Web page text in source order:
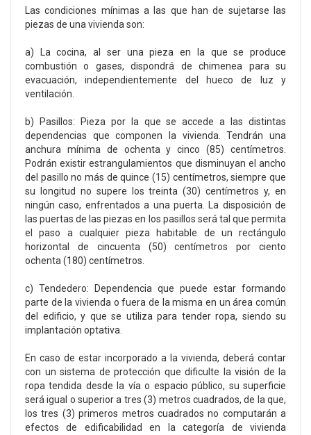
Las condiciones mínimas a las que han de sujetarse las
piezas de una vivienda son:
a) La cocina, al ser una pieza en la que se produce
combustión o gases, dispondrá de chimenea para su
evacuación, independientemente del hueco de luz y
ventilación.
b) Pasillos: Pieza por la que se accede a las distintas
dependencias que componen la vivienda. Tendrán una
anchura mínima de ochenta y cinco (85) centímetros.
Podrán existir estrangulamientos que disminuyan el ancho
del pasillo no más de quince (15) centímetros, siempre que
su longitud no supere los treinta (30) centímetros y, en
ningún caso, enfrentados a una puerta. La disposición de
las puertas de las piezas en los pasillos será tal que permita
el paso a cualquier pieza habitable de un rectángulo
horizontal de cincuenta (50) centímetros por ciento
ochenta (180) centímetros.
c) Tendedero: Dependencia que puede estar formando
parte de la vivienda o fuera de la misma en un área común
del edificio, y que se utiliza para tender ropa, siendo su
implantación optativa.
En caso de estar incorporado a la vivienda, deberá contar
con un sistema de protección que dificulte la visión de la
ropa tendida desde la vía o espacio público, su superficie
será igual o superior a tres (3) metros cuadrados, de la que,
los tres (3) primeros metros cuadrados no computarán a
efectos de edificabilidad en la categoría de vivienda